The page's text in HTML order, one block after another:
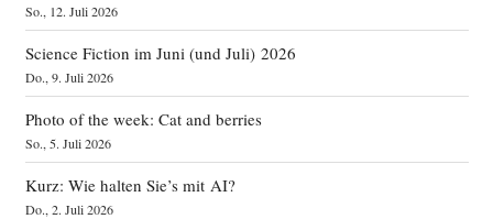
So., 12. Juli 2026
Science Fiction im Juni (und Juli) 2026
Do., 9. Juli 2026
Photo of the week: Cat and berries
So., 5. Juli 2026
Kurz: Wie halten Sie’s mit AI?
Do., 2. Juli 2026